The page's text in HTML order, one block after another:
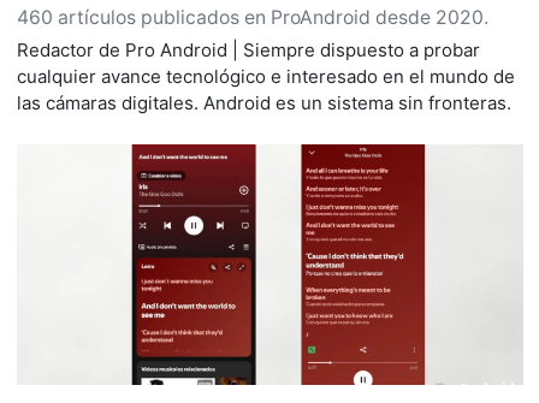
460 artículos publicados en ProAndroid desde 2020.
Redactor de Pro Android | Siempre dispuesto a probar
cualquier avance tecnológico e interesado en el mundo de
las cámaras digitales. Android es un sistema sin fronteras.